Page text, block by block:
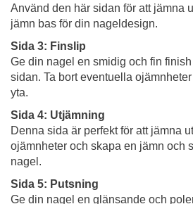
Använd den här sidan för att jämna
jämn bas för din nageldesign.
Sida 3: Finslip
Ge din nagel en smidig och fin
sidan. Ta bort eventuella
yta.
Sida 4: Utjämning
Denna sida är perfekt för att jämna
ojämnheter och skapa en jämn och
nagel.
Sida 5: Putsning
Ge din nagel en glänsande och